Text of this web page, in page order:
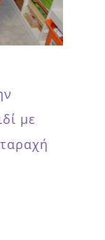
με